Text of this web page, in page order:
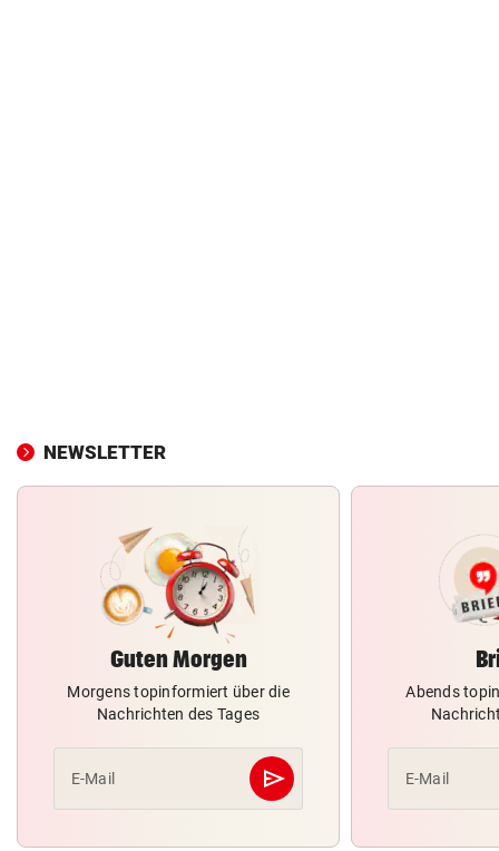
NEWSLETTER
Guten Morgen
Morgens topinformiert über die
Nachrichten des Tages
E-Mail send
Abschicken
Abends
E-Mail